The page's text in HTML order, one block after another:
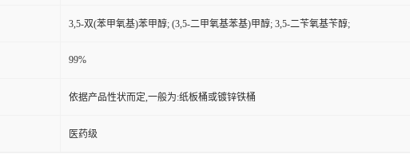
3,5-双(苯甲氧基)苯甲醇; (3,5-二甲氧基苯基)甲醇; 3,5-二苄氧基苄醇;
99%
依据产品性状而定,一般为:纸板桶或镀锌铁桶
医药级